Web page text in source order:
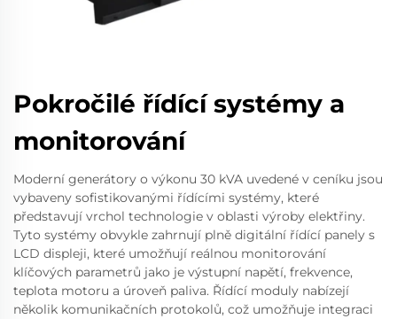
Pokročilé řídící systémy a
monitorování
Moderní generátory o výkonu 30 kVA uvedené v ceníku jsou
vybaveny sofistikovanými řídícími systémy, které
představují vrchol technologie v oblasti výroby elektřiny.
Tyto systémy obvykle zahrnují plně digitální řídící panely s
LCD displeji, které umožňují reálnou monitorování
klíčových parametrů jako je výstupní napětí, frekvence,
teplota motoru a úroveň paliva. Řídící moduly nabízejí
několik komunikačních protokolů, což umožňuje integraci